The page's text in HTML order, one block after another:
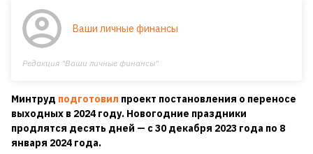
Ваши личные финансы
Редакция "Ваши личные финансы"
Минтруд подготовил проект постановления о переносе
выходных в 2024 году. Новогодние праздники
продлятся десять дней — с 30 декабря 2023 года по 8
января 2024 года.